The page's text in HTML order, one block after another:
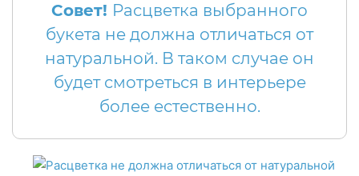
Совет! Расцветка выбранного
букета не должна отличаться от
натуральной. В таком случае он
будет смотреться в интерьере
более естественно.